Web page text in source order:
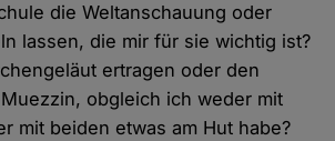
die Weltanschauung oder
lassen, die mir für sie wichtig ist?
ertragen oder den
obgleich ich weder mit
mit beiden etwas am Hut habe?